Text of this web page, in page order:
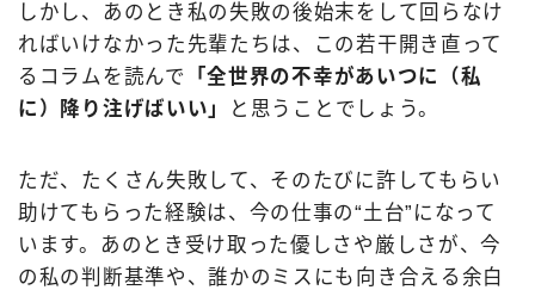
しかし、あのとき私の失敗の後始末をして回らなけ
ればいけなかった先輩たちは、この若干開き直って
るコラムを読んで
「全世界の不幸があいつに（私
に）降り注げばいい」
と思うことでしょう。
ただ、たくさん失敗して、そのたびに許してもらい
助けてもらった経験は、今の仕事の“土台”になって
います。あのとき受け取った優しさや厳しさが、今
の私の判断基準や、誰かのミスにも向き合える余白